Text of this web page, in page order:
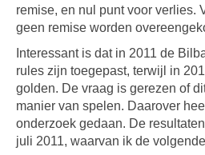
remise, en nul punt voor verlies.
geen remise worden
Interessant is dat in 2011 de
rules zijn toegepast, terwijl in
golden. De vraag is gerezen of
manier van spelen. Daarover
onderzoek gedaan. De
juli 2011, waarvan ik de